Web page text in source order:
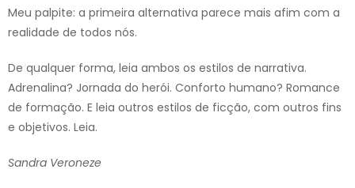
Meu palpite: a primeira alternativa parece mais afim com a
realidade de todos nós.
De qualquer forma, leia ambos os estilos de narrativa.
Adrenalina? Jornada do herói. Conforto humano? Romance
de formação. E leia outros estilos de ficção, com outros fins
e objetivos. Leia.
Sandra Veroneze